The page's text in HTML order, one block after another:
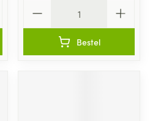
Bestel